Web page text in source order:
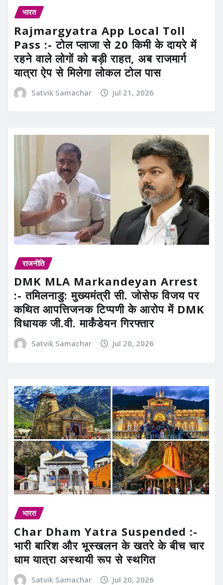
भारत
Rajmargyatra App Local Toll
Pass :- टोल प्लाजा से 20 किमी के दायरे में
रहने वाले लोगों को बड़ी राहत, अब राजमार्ग
यात्रा ऐप से मिलेगा लोकल टोल पास
Satvik Samachar Jul 21, 2026
राजनीति
DMK MLA Markandeyan Arrest
:- तमिलनाडु: मुख्यमंत्री सी. जोसेफ विजय पर
कथित आपत्तिजनक टिप्पणी के आरोप में DMK
विधायक जी.वी. मार्कंडेयन गिरफ्तार
Satvik Samachar Jul 20, 2026
भारत
Char Dham Yatra Suspended :-
भारी बारिश और भूस्खलन के खतरे के बीच चार
धाम यात्रा अस्थायी रूप से स्थगित
Satvik Samachar Jul 20, 2026